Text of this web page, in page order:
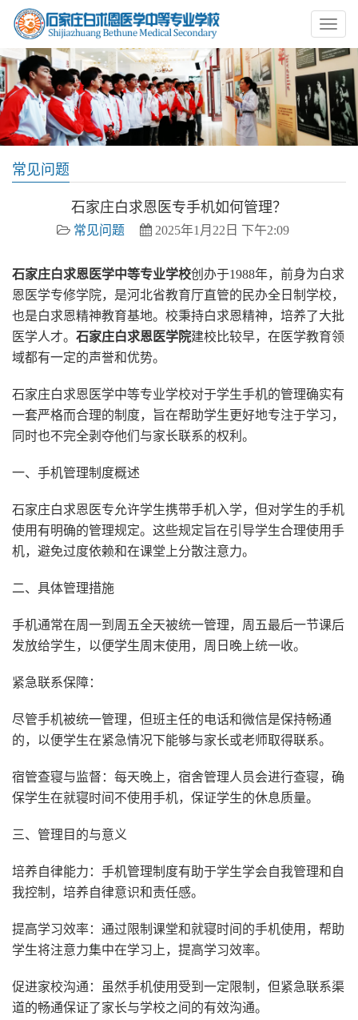
常见问题
石家庄白求恩医专手机如何管理？
常见问题 2025年1月22日 下午2:09
石家庄白求恩医学中等专业学校创办于1988年，前身为白求
恩医学专修学院，是河北省教育厅直管的民办全日制学校，
也是白求恩精神教育基地。校秉持白求恩精神，培养了大批
医学人才。 石家庄白求恩医学院建校比较早，在医学教育领
域都有一定的声誉和优势。
石家庄白求恩医学中等专业学校对于学生手机的管理确实有
一套严格而合理的制度，旨在帮助学生更好地专注于学习，
同时也不完全剥夺他们与家长联系的权利。
一、手机管理制度概述
石家庄白求恩医专允许学生携带手机入学，但对学生的手机
使用有明确的管理规定。这些规定旨在引导学生合理使用手
机，避免过度依赖和在课堂上分散注意力。
二、具体管理措施
手机通常在周一到周五全天被统一管理，周五最后一节课后
发放给学生，以便学生周末使用，周日晚上统一收。
紧急联系保障：
尽管手机被统一管理，但班主任的电话和微信是保持畅通
的，以便学生在紧急情况下能够与家长或老师取得联系。
宿管查寝与监督：每天晚上，宿舍管理人员会进行查寝，确
保学生在就寝时间不使用手机，保证学生的休息质量。
三、管理目的与意义
培养自律能力：手机管理制度有助于学生学会自我管理和自
我控制，培养自律意识和责任感。
提高学习效率：通过限制课堂和就寝时间的手机使用，帮助
学生将注意力集中在学习上，提高学习效率。
促进家校沟通：虽然手机使用受到一定限制，但紧急联系渠
道的畅通保证了家长与学校之间的有效沟通。